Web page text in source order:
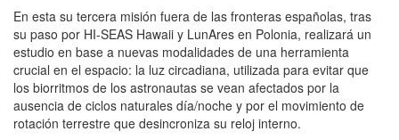
En esta su tercera misión fuera de las fronteras españolas, tras
su paso por HI-SEAS Hawaii y LunAres en Polonia, realizará un
estudio en base a nuevas modalidades de una herramienta
crucial en el espacio: la luz circadiana, utilizada para evitar que
los biorritmos de los astronautas se vean afectados por la
ausencia de ciclos naturales día/noche y por el movimiento de
rotación terrestre que desincroniza su reloj interno.